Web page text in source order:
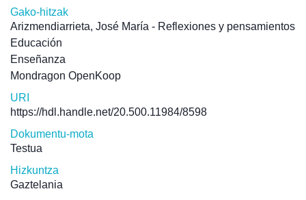
Gako-hitzak
Arizmendiarrieta, José María - Reflexiones y pensamientos
Educación
Enseñanza
Mondragon OpenKoop
URI
https://hdl.handle.net/20.500.11984/8598
Dokumentu-mota
Testua
Hizkuntza
Gaztelania